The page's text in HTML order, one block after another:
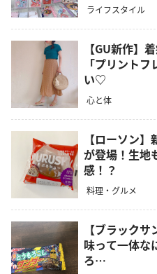
ライフスタイル
【GU新作】
「プリント
い♡
心と体
【ローソン
が登場！生地
感！？
料理・グルメ
【ブラック
味って一体な
ろ…